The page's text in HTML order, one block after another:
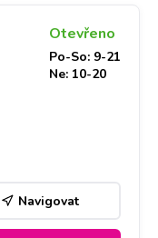
Otevřeno
Po-So: 9-21
Ne: 10-20
Navigovat